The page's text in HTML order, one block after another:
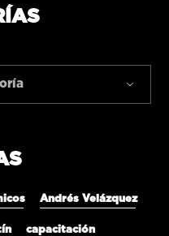
Andrés Velázquez
capacitación